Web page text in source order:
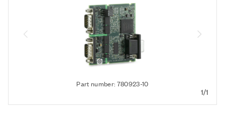
Part number: 780923-10
1/1